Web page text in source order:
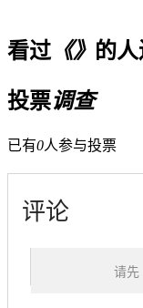
看过《》 的人
投票调查
已有0人参与投票
评论
请先